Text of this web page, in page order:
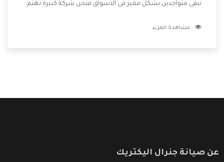
نبقى متواجدين بشكل مميز فى الاسواق فنحن شركة كبيرة نهتم
الشركة بها والتى تكون منها خدمة الصيانة التى تكون من أهم
مشاهدة المزيد
عن صيانة جنرال اليكتريك